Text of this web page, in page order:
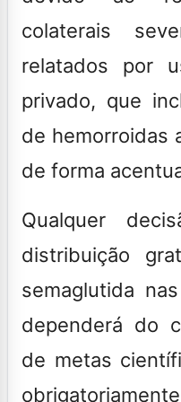
colaterais
relatados por
privado, que
de hemorroidas
de forma
Qualquer
distribuição
semaglutida
dependerá do
de metas